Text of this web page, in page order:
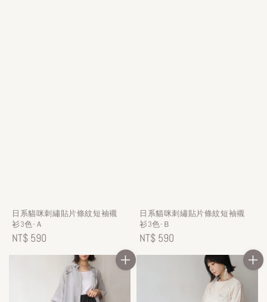
日系貓咪刺繡貼片條紋短袖襯
衫3色-Ａ
Regular
NT$ 590
日系貓咪刺繡貼片條紋短袖襯
衫3色-Ｂ
Regular
price
NT$ 590